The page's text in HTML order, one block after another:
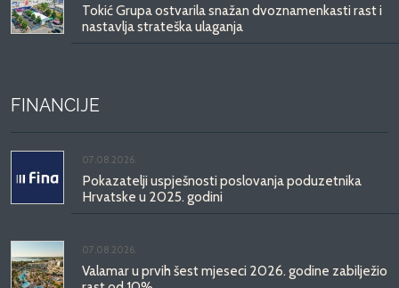
Tokić Grupa ostvarila snažan dvoznamenkasti rast i
nastavlja strateška ulaganja
FINANCIJE
07.08.2026.
Pokazatelji uspješnosti poslovanja poduzetnika
Hrvatske u 2025. godini
07.08.2026.
Valamar u prvih šest mjeseci 2026. godine zabilježio